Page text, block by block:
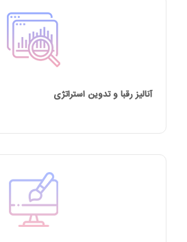
آنالیز رقبا و تدوین استراتژی